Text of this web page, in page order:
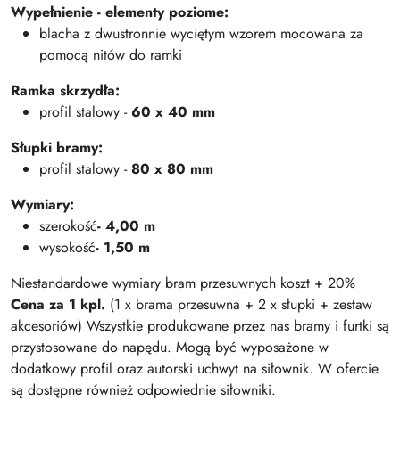
Wypełnienie - elementy poziome:
blacha z dwustronnie wyciętym wzorem mocowana za
pomocą nitów do ramki
Ramka skrzydła:
profil stalowy -60 x 40 mm
Słupki bramy:
profil stalowy -80 x 80 mm
Wymiary:
szerokość- 4,00 m
wysokość- 1,50 m
Niestandardowe wymiary bram przesuwnych koszt + 20%
Cena za 1 kpl. (1 x brama przesuwna + 2 x słupki + zestaw
akcesoriów) Wszystkie produkowane przez nas bramy i furtki są
przystosowane do napędu. Mogą być wyposażone w
dodatkowy profil oraz autorski uchwyt na siłownik. W ofercie
są dostępne również odpowiednie siłowniki.